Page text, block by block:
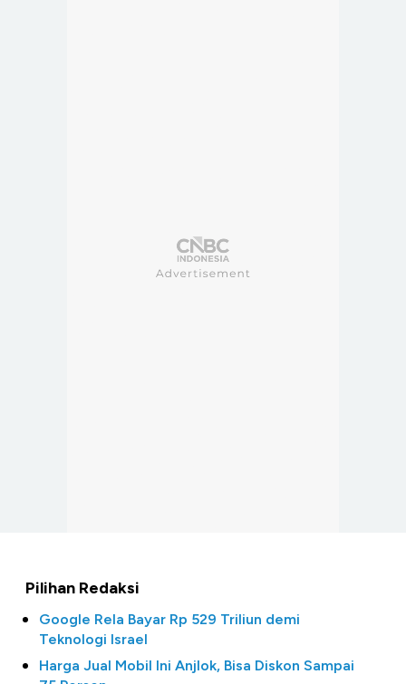
Pilihan Redaksi
Google Rela Bayar Rp 529 Triliun demi
Teknologi Israel
Harga Jual Mobil Ini Anjlok, Bisa Diskon Sampai